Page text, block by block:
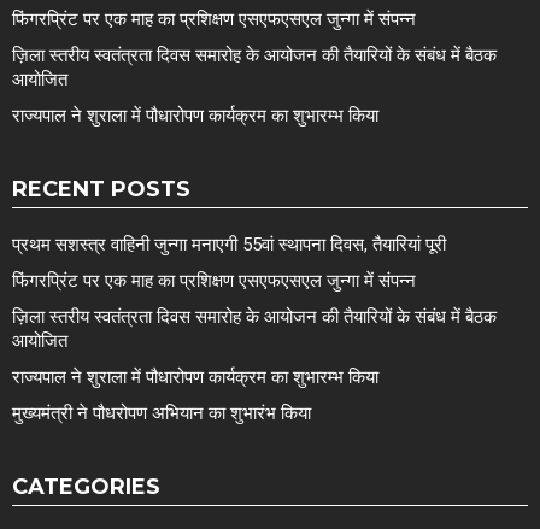
फिंगरप्रिंट पर एक माह का प्रशिक्षण एसएफएसएल जुन्गा में संपन्न
ज़िला स्तरीय स्वतंत्रता दिवस समारोह के आयोजन की तैयारियों के संबंध में बैठक
आयोजित
राज्यपाल ने शुराला में पौधारोपण कार्यक्रम का शुभारम्भ किया
RECENT POSTS
प्रथम सशस्त्र वाहिनी जुन्गा मनाएगी 55वां स्थापना दिवस, तैयारियां पूरी
फिंगरप्रिंट पर एक माह का प्रशिक्षण एसएफएसएल जुन्गा में संपन्न
ज़िला स्तरीय स्वतंत्रता दिवस समारोह के आयोजन की तैयारियों के संबंध में बैठक
आयोजित
राज्यपाल ने शुराला में पौधारोपण कार्यक्रम का शुभारम्भ किया
मुख्यमंत्री ने पौधरोपण अभियान का शुभारंभ किया
CATEGORIES